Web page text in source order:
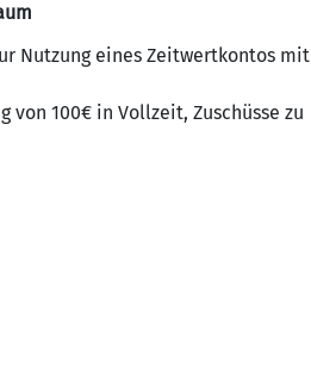
Nutzung eines Zeitwertkontos mit
100€ in Vollzeit, Zuschüsse zu